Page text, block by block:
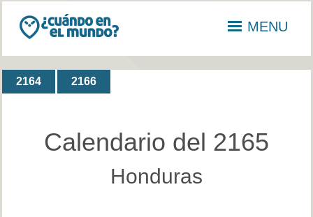
MENU
2164 2166
Calendario del 2165
Honduras